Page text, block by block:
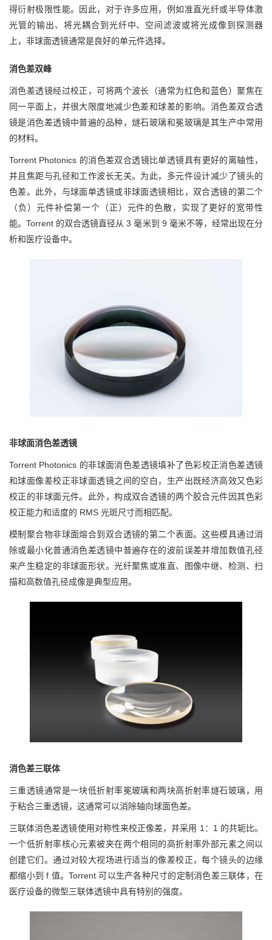
得衍射极限性能。因此，对于许多应用，例如准直光纤或半导体激
光管的输出、将光耦合到光纤中、空间滤波或将光成像到探测器
上，非球面透镜通常是良好的单元件选择。
消色差双峰
消色差透镜经过校正，可将两个波长（通常为红色和蓝色）聚焦在
同一平面上，并很大限度地减少色差和球差的影响。消色差双合透
镜是消色差透镜中普遍的品种，燧石玻璃和冕玻璃是其生产中常用
的材料。
Torrent Photonics 的消色差双合透镜比单透镜具有更好的离轴性，
并且焦距与孔径和工作波长无关。为此，多元件设计减少了镜头的
色差。此外，与球面单透镜或非球面透镜相比，双合透镜的第二个
（负）元件补偿第一个（正）元件的色散，实现了更好的宽带性
能。Torrent 的双合透镜直径从 3 毫米到 9 毫米不等，经常出现在分
析和医疗设备中。
非球面消色差透镜
Torrent Photonics 的非球面消色差透镜填补了色彩校正消色差透镜
和球面像差校正非球面透镜之间的空白，生产出既经济高效又色彩
校正的非球面元件。此外，构成双合透镜的两个胶合元件因其色彩
校正能力和适度的 RMS 光斑尺寸而相匹配。
模制聚合物非球面熔合到双合透镜的第二个表面。这些模具通过消
除或最小化普通消色差透镜中普遍存在的波前误差并增加数值孔径
来产生稳定的非球面形状。光纤聚焦或准直、图像中继、检测、扫
描和高数值孔径成像是典型应用。
消色差三联体
三重透镜通常是一块低折射率冕玻璃和两块高折射率燧石玻璃，用
于粘合三重透镜，这通常可以消除轴向球面色差。
三联体消色差透镜使用对称性来校正像差，并采用 1：1 的共轭比。
一个低折射率核心元素被夹在两个相同的高折射率外部元素之间以
创建它们。通过对较大视场进行适当的像差校正，每个镜头的边缘
都缩小到 f 值。Torrent 可以生产各种尺寸的定制消色差三联体，在
医疗设备的微型三联体透镜中具有特别的强度。